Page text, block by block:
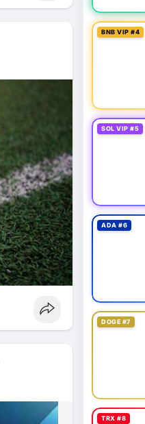
BNB VIP #4
SOL VIP #5
ADA #6
DOGE #7
TRX #8